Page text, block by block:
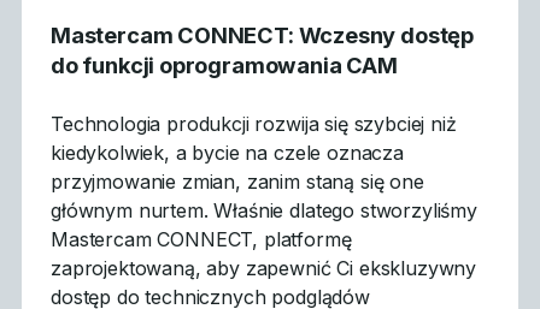
Mastercam CONNECT: Wczesny dostęp
do funkcji oprogramowania CAM
Technologia produkcji rozwija się szybciej niż
kiedykolwiek, a bycie na czele oznacza
przyjmowanie zmian, zanim staną się one
głównym nurtem. Właśnie dlatego stworzyliśmy
Mastercam CONNECT, platformę
zaprojektowaną, aby zapewnić Ci ekskluzywny
dostęp do technicznych podglądów